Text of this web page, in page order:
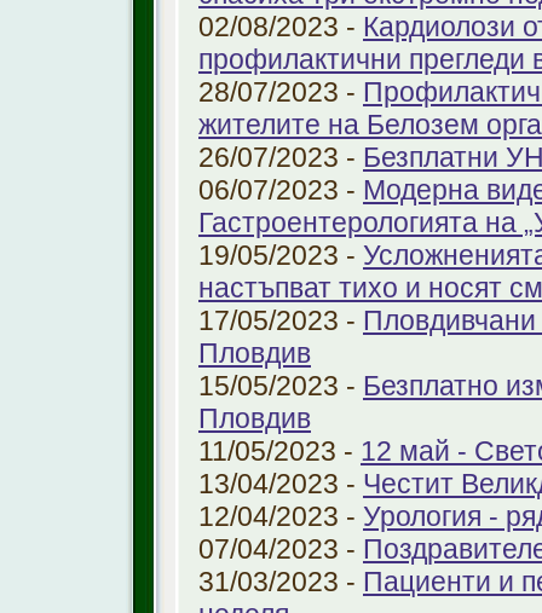
02/08/2023 - Кардиолози
профилактични прегледи
28/07/2023 -
жителите на Белозем
26/07/2023 - Безплатни
06/07/2023 - Модерна
Гастроентерологията на
19/05/2023 -
настъпват тихо и носят
17/05/2023 -
Пловдив
15/05/2023 - Безплатно
Пловдив
11/05/2023 - 12 май -
13/04/2023 - Честит
12/04/2023 - Урология -
07/04/2023 -
31/03/2023 - Пациенти и